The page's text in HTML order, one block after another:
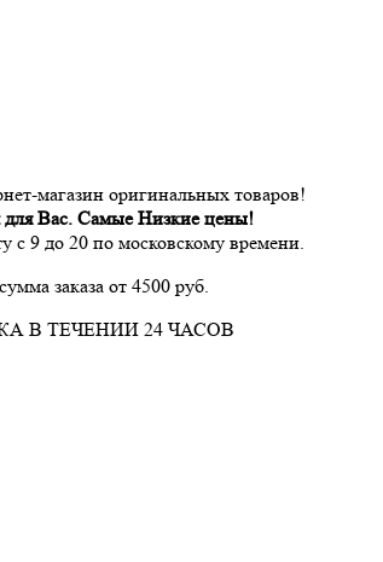
магазин оригинальных товаров!
для Вас. Самые Низкие цены!
с 9 до 20 по московскому времени.
заказа от 4500 руб.
В ТЕЧЕНИИ 24 ЧАСОВ